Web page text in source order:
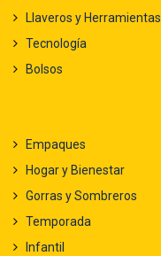
Llaveros y Herramientas
Tecnología
Bolsos
Empaques
Hogar y Bienestar
Gorras y Sombreros
Temporada
Infantil